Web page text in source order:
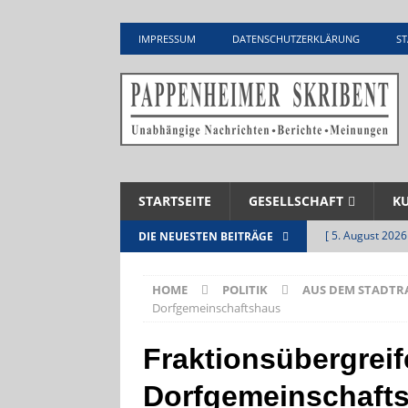
IMPRESSUM DATENSCHUTZERKLÄRUNG
STARTSEITE GESELLSCHAFT
DIE NEUESTEN BEITRÄGE [ 5. August
[ 4. August
[ 4. August
ankommen
HOME POLITIK AUS DEM
Dorfgemeinschaftshaus